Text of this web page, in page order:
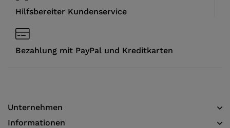
Hilfsbereiter Kundenservice
Bezahlung mit PayPal und Kreditkarten
Unternehmen
Informationen​